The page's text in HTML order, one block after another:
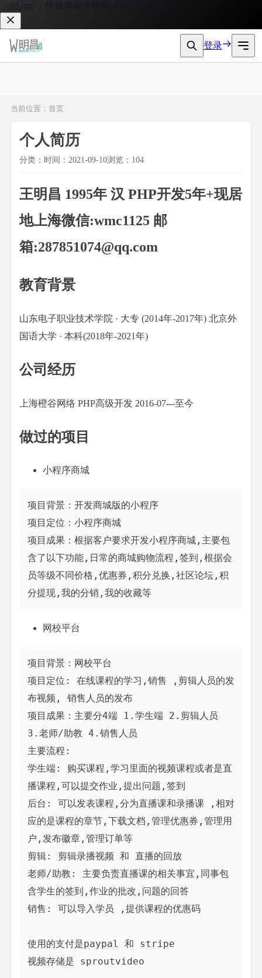
，快速体验大模型 API 接入服务。
登录
当前位置：首页
个人简历
分类： 时间：2021-09-10浏览：104
王明昌 1995年 汉 PHP开发5年+现居
地上海微信:wmc1125 邮
箱:287851074@qq.com
教育背景
山东电子职业技术学院 · 大专 (2014年-2017年) 北京外
国语大学 · 本科(2018年-2021年)
公司经历
上海橙谷网络 PHP高级开发 2016-07---至今
做过的项目
小程序商城
项目背景：开发商城版的小程序
项目定位：小程序商城
项目成果：根据客户要求开发小程序商城,主要包
含了以下功能,日常的商城购物流程,签到,根据会
员等级不同价格,优惠券,积分兑换,社区论坛,积
分提现,我的分销,我的收藏等
网校平台
项目背景：网校平台
项目定位: 在线课程的学习,销售 ,剪辑人员的发
布视频, 销售人员的发布
项目成果：主要分4端 1.学生端 2.剪辑人员
3.老师/助教 4.销售人员
主要流程:
学生端: 购买课程,学习里面的视频课程或者是直
播课程,可以提交作业,提出问题,签到
后台: 可以发表课程,分为直播课和录播课 ,相对
应的是课程的章节,下载文档,管理优惠券,管理用
户,发布徽章,管理订单等
剪辑: 剪辑录播视频 和 直播的回放
老师/助教: 主要负责直播课的相关事宜,同事包
含学生的签到,作业的批改,问题的回答
销售: 可以导入学员 ,提供课程的优惠码
使用的支付是paypal 和 stripe
视频存储是 sproutvideo